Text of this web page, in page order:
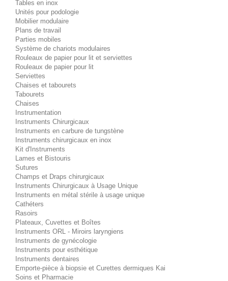
Tables en inox
Unités pour podologie
Mobilier modulaire
Plans de travail
Parties mobiles
Système de chariots modulaires
Rouleaux de papier pour lit et serviettes
Rouleaux de papier pour lit
Serviettes
Chaises et tabourets
Tabourets
Chaises
Instrumentation
Instruments Chirurgicaux
Instruments en carbure de tungstène
Instruments chirurgicaux en inox
Kit d'Instruments
Lames et Bistouris
Sutures
Champs et Draps chirurgicaux
Instruments Chirurgicaux à Usage Unique
Instruments en métal stérile à usage unique
Cathéters
Rasoirs
Plateaux, Cuvettes et Boîtes
Instruments ORL - Miroirs laryngiens
Instruments de gynécologie
Instruments pour esthétique
Instruments dentaires
Emporte-pièce à biopsie et Curettes dermiques Kai
Soins et Pharmacie